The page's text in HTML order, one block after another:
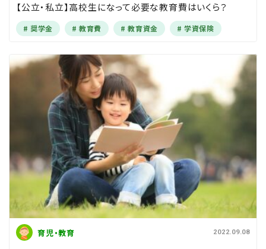
【公立・私立】高校生になって必要な教育費はいくら？
奨学金 教育費 教育資金 学資保険
育児・教育 2022.09.08